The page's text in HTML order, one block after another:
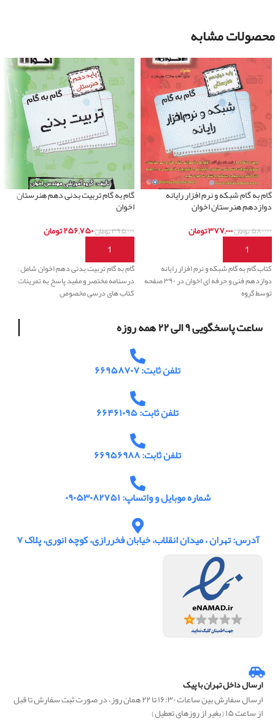
محصولات مشابه
گام به گام شبکه و نرم افزار رایانه
دوازدهم هنرستان اخوان
۵۸۰,۰۰۰تومان۳۷۷,۰۰۰تومان
افزودن به سبد خرید
کتاب گام به گام شبکه و نرم افزار رایانه
دوازدهم فنی و حرفه ای اخوان در ۳۹۰ صفحه
توسط گروه
گام به گام تربیت بدنی دهم هنرستان
اخوان
۳۹۵,۰۰۰تومان۲۵۶,۷۵۰تومان
افزودن به سبد خرید
گام به گام تربیت بدنی دهم اخوان شامل :
درسنامه مختصر و مفید پاسخ به تمرینات
کتاب های درسی مخصوص
ساعت پاسخگویی ۹ الی ۲۲ همه روزه
تلفن ثابت: ۶۶۹۵۸۷۰۷
تلفن ثابت: ۶۶۴۶۱۰۹۵
تلفن ثابت: ۶۶۹۵۶۹۸۸
شماره موبایل و واتساپ: ۰۹۰۵۳۰۸۲۷۵۱
آدرس: تهران ، میدان انقلاب، خیابان فخررازی، کوچه انوری، پلاک ۷
ارسال داخل تهران با پیک
ارسال سفارش بین ساعات ۱۶:۳۰ تا ۲۲ همان روز، در صورت ثبت سفارش تا قبل
از ساعت ۱۵ { بغیر از روزهای تعطیل }